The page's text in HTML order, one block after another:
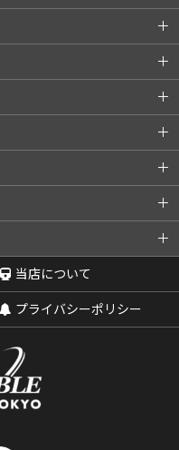
当店について
プライバシーポリシー
その他鑑定品
BOX・パック